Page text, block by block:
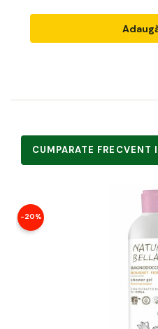
CUMPARATE FRECVENT
-20%